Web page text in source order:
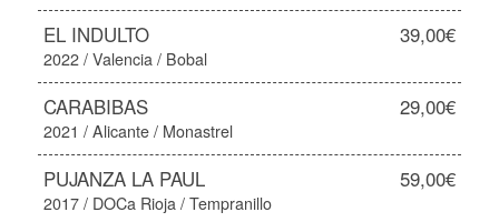
EL INDULTO 39,00€
2022 / Valencia / Bobal
CARABIBAS 29,00€
2021 / Alicante / Monastrel
PUJANZA LA PAUL 59,00€
2017 / DOCa Rioja / Tempranillo